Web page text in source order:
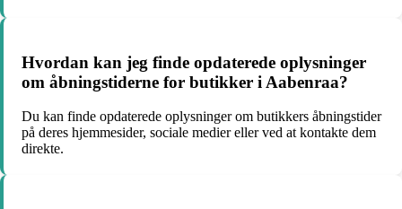
Hvordan kan jeg finde opdaterede oplysninger
om åbningstiderne for butikker i Aabenraa?
Du kan finde opdaterede oplysninger om butikkers åbningstider
på deres hjemmesider, sociale medier eller ved at kontakte dem
direkte.